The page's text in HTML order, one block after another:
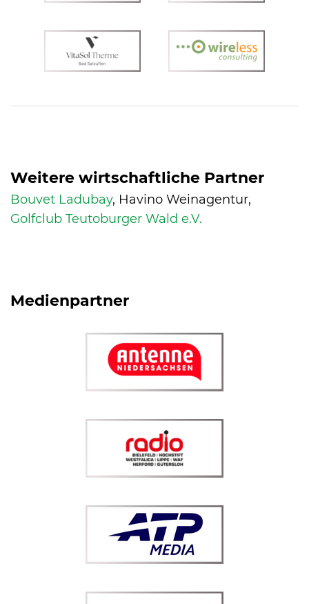
Weitere wirtschaftliche Partner
Bouvet Ladubay, Havino Weinagentur,
Golfclub Teutoburger Wald e.V.
Medienpartner